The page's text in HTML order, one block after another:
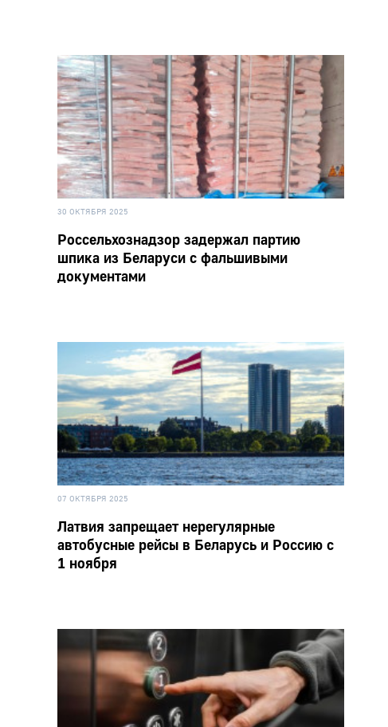
30 ОКТЯБРЯ 2025
Россельхознадзор задержал партию
шпика из Беларуси с фальшивыми
документами
07 ОКТЯБРЯ 2025
Латвия запрещает нерегулярные
автобусные рейсы в Беларусь и Россию с
1 ноября